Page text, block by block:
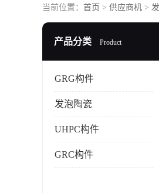
当前位置： 首页 > 供应商机 >
产品分类 Product
GRG构件
发泡陶瓷
UHPC构件
GRC构件